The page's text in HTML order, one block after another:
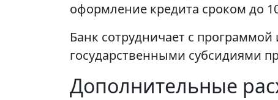
оформление кредита сроком до
Банк сотрудничает с
государственными субсидиями
Дополнительные